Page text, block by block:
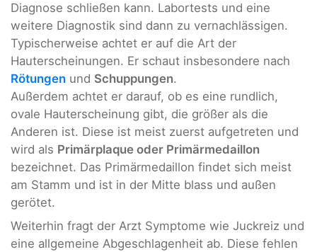
Diagnose schließen kann. Labortests und eine
weitere Diagnostik sind dann zu vernachlässigen.
Typischerweise achtet er auf die Art der
Hauterscheinungen. Er schaut insbesondere nach
Rötungen und Schuppungen.
Außerdem achtet er darauf, ob es eine rundlich,
ovale Hauterscheinung gibt, die größer als die
Anderen ist. Diese ist meist zuerst aufgetreten und
wird als Primärplaque oder Primärmedaillon
bezeichnet. Das Primärmedaillon findet sich meist
am Stamm und ist in der Mitte blass und außen
gerötet.
Weiterhin fragt der Arzt Symptome wie Juckreiz und
eine allgemeine Abgeschlagenheit ab. Diese fehlen